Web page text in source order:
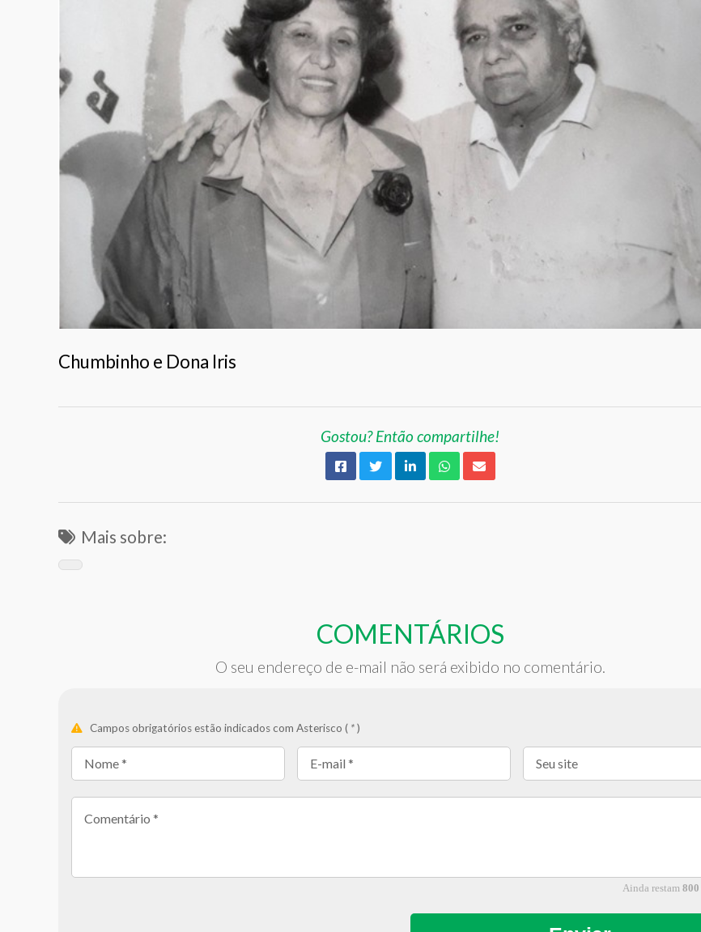
Chumbinho e Dona Iris
Gostou? Então compartilhe!
Mais sobre:
COMENTÁRIOS
O seu endereço de e-mail não será exibido no comentário.
Campos obrigatórios estão indicados com Asterisco ( *)
Ainda restam 800